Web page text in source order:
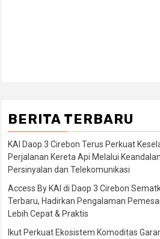
BERITA TERBARU
KAI Daop 3 Cirebon Terus Perkuat
Perjalanan Kereta Api Melalui Keandalan
Persinyalan dan Telekomunikasi
Access By KAI di Daop 3 Cirebon
Terbaru, Hadirkan Pengalaman
Lebih Cepat & Praktis
Ikut Perkuat Ekosistem Komoditas